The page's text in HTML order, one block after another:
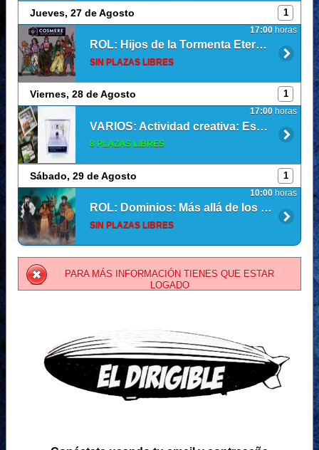
Jueves, 27 de Agosto 1
ROL: Hijos de la Tormenta Eterna (Sesión 14)
SIN PLAZAS LIBRES
17:00 horas
Viernes, 28 de Agosto 1
VARIOS: Actividad creativa: Escenas pixel varias
8 PLAZAS LIBRES
17:00 horas
Sábado, 29 de Agosto 1
ROL: Dominios: Más allá de los secretos
SIN PLAZAS LIBRES
10:00 horas
PARA MÁS INFORMACIÓN TIENES QUE ESTAR
LOGADO